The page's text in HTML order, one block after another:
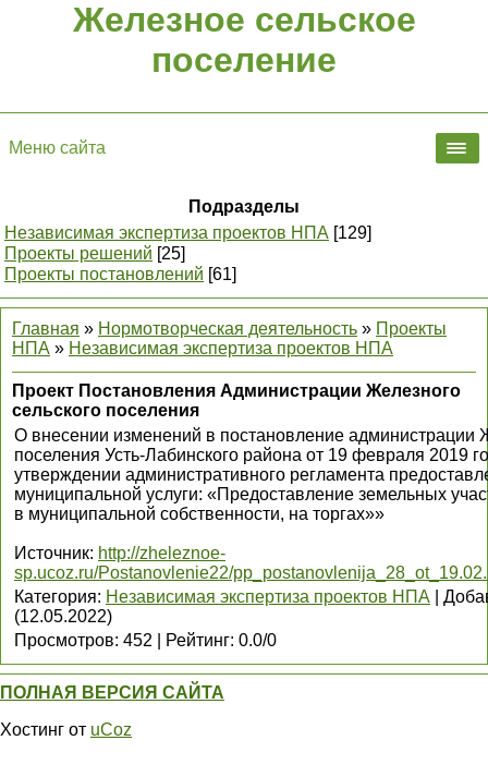
Железное сельское
поселение
Меню сайта
Подразделы
Независимая экспертиза проектов НПА [129]
Проекты решений [25]
Проекты постановлений [61]
Главная » Нормотворческая деятельность » Проекты
НПА » Независимая экспертиза проектов НПА
Проект Постановления Администрации Железного
сельского поселения
О внесении изменений в постановление администрации
поселения Усть-Лабинского района от 19 февраля 2019
утверждении административного регламента
муниципальной услуги: «Предоставление земельных
в муниципальной собственности, на торгах»»
Источник: http://zheleznoe-
sp.ucoz.ru/Postanovlenie22/
Категория: Независимая экспертиза проектов НПА
(12.05.2022)
Просмотров: 452 Рейтинг: 0.0/0
ПОЛНАЯ ВЕРСИЯ САЙТА
Хостинг от uCoz